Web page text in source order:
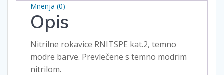
Mnenja (0)
Opis
Nitrilne rokavice RNITSPE kat.2, temno
modre barve. Prevlečene s temno modrim
nitrilom.